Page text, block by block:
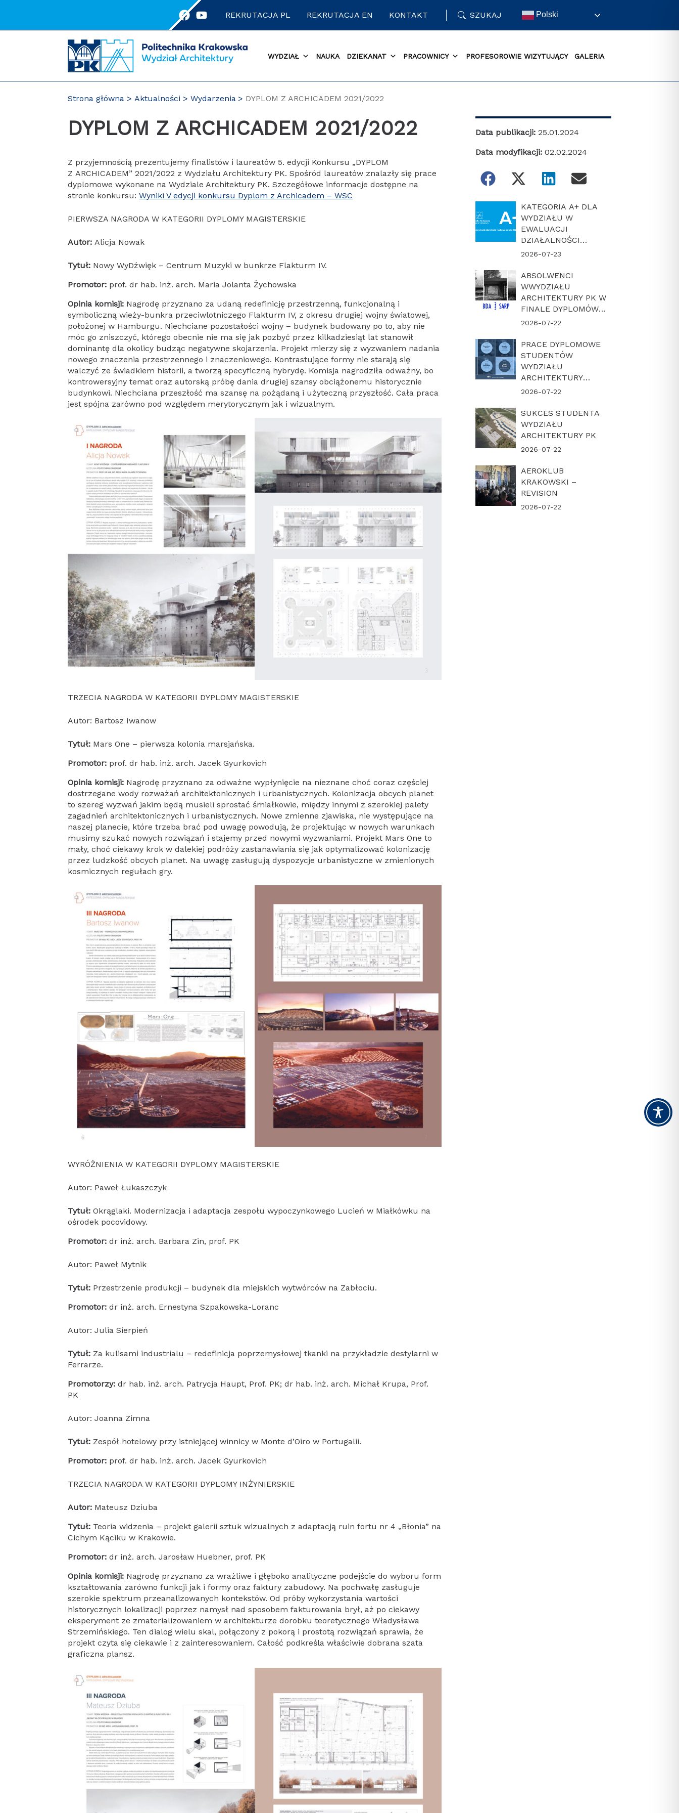
REKRUTACJA PL REKRUTACJA EN KONTAKT SZUKAJ Polski
WYDZIAŁ NAUKA DZIEKANAT PRACOWNICY PROFESOROWIE WIZYTUJĄCY GALERIA
Strona główna Aktualności Wydarzenia DYPLOM Z ARCHICADEM 2021/2022
DYPLOM Z ARCHICADEM 2021/2022
Z przyjemnością prezentujemy finalistów i laureatów 5. edycji Konkursu „DYPLOM
Z ARCHICADEM” 2021/2022 z Wydziału Architektury PK. Spośród laureatów znalazły się prace
dyplomowe wykonane na Wydziale Architektury PK. Szczegółowe informacje dostępne na
stronie konkursu:Wyniki V edycji konkursu Dyplom z Archicadem – WSC
PIERWSZA NAGRODA W KATEGORII DYPLOMY MAGISTERSKIE
Autor:Alicja Nowak
Tytuł: Nowy WyDźwięk – Centrum Muzyki w bunkrze Flakturm IV.
Promotor: prof. dr hab. inż. arch. Maria Jolanta Żychowska
Opinia komisji: Nagrodę przyznano za udaną redefinicję przestrzenną, funkcjonalną i
symboliczną wieży-bunkra przeciwlotniczego Flakturm IV, z okresu drugiej wojny światowej,
położonej w Hamburgu. Niechciane pozostałości wojny – budynek budowany po to, aby nie
móc go zniszczyć, którego obecnie nie ma się jak pozbyć przez kilkadziesiąt lat stanowił
dominantę dla okolicy budząc negatywne skojarzenia. Projekt mierzy się z wyzwaniem nadania
nowego znaczenia przestrzennego i znaczeniowego. Kontrastujące formy nie starają się
walczyć ze świadkiem historii, a tworzą specyficzną hybrydę. Komisja nagrodziła odważny, bo
kontrowersyjny temat oraz autorską próbę dania drugiej szansy obciążonemu historycznie
budynkowi. Niechciana przeszłość ma szansę na pożądaną i użyteczną przyszłość. Cała praca
jest spójna zarówno pod względem merytorycznym jak i wizualnym.
TRZECIA NAGRODA W KATEGORII DYPLOMY MAGISTERSKIE
Autor: Bartosz Iwanow
Tytuł: Mars One – pierwsza kolonia marsjańska.
Promotor: prof. dr hab. inż. arch. Jacek Gyurkovich
Opinia komisji: Nagrodę przyznano za odważne wypłynięcie na nieznane choć coraz częściej
dostrzegane wody rozważań architektonicznych i urbanistycznych. Kolonizacja obcych planet
to szereg wyzwań jakim będą musieli sprostać śmiałkowie, między innymi z szerokiej palety
zagadnień architektonicznych i urbanistycznych. Nowe zmienne zjawiska, nie występujące na
naszej planecie, które trzeba brać pod uwagę powodują, że projektując w nowych warunkach
musimy szukać nowych rozwiązań i stajemy przed nowymi wyzwaniami. Projekt Mars One to
mały, choć ciekawy krok w dalekiej podróży zastanawiania się jak optymalizować kolonizację
przez ludzkość obcych planet. Na uwagę zasługują dyspozycje urbanistyczne w zmienionych
kosmicznych regułach gry.
WYRÓŻNIENIA W KATEGORII DYPLOMY MAGISTERSKIE
Autor: Paweł Łukaszczyk
Tytuł:Okrąglaki. Modernizacja i adaptacja zespołu wypoczynkowego Lucień w Miałkówku na
ośrodek pocovidowy.
Promotor: dr inż. arch. Barbara Zin, prof. PK
Autor: Paweł Mytnik
Tytuł: Przestrzenie produkcji – budynek dla miejskich wytwórców na Zabłociu.
Promotor:dr inż. arch. Ernestyna Szpakowska-Loranc
Autor: Julia Sierpień
Tytuł: Za kulisami industrialu – redefinicja poprzemysłowej tkanki na przykładzie destylarni w
Ferrarze.
Promotorzy:dr hab. inż. arch. Patrycja Haupt, Prof. PK; dr hab. inż. arch. Michał Krupa, Prof.
PK
Autor: Joanna Zimna
Tytuł: Zespół hotelowy przy istniejącej winnicy w Monte d’Oiro w Portugalii.
Promotor: prof. dr hab. inż. arch. Jacek Gyurkovich
TRZECIA NAGRODA W KATEGORII DYPLOMY INŻYNIERSKIE
Autor: Mateusz Dziuba
Tytuł: Teoria widzenia – projekt galerii sztuk wizualnych z adaptacją ruin fortu nr 4 „Błonia” na
Cichym Kąciku w Krakowie.
Promotor:dr inż. arch. Jarosław Huebner, prof. PK
Opinia komisji: Nagrodę przyznano za wrażliwe i głęboko analityczne podejście do wyboru form
kształtowania zarówno funkcji jak i formy oraz faktury zabudowy. Na pochwałę zasługuje
szerokie spektrum przeanalizowanych kontekstów. Od próby wykorzystania wartości
historycznych lokalizacji poprzez namysł nad sposobem fakturowania brył, aż po ciekawy
eksperyment ze zmaterializowaniem w architekturze dorobku teoretycznego Władysława
Strzemińskiego. Ten dialog wielu skal, połączony z pokorą i prostotą rozwiązań sprawia, że
projekt czyta się ciekawie i z zainteresowaniem. Całość podkreśla właściwie dobrana szata
graficzna plansz.
Data publikacji: 25.01.2024
Data modyfikacji: 02.02.2024
KATEGORIA A+ DLA
WYDZIAŁU W
EWALUACJI
DZIAŁALNOŚCI
NAUKOWEJ W
2026-07-23
ABSOLWENCI
WWYDZIAŁU
ARCHITEKTURY PK W
FINALE DYPLOMÓW
ROKU BDA-SARP 2026
2026-07-22
PRACE DYPLOMOWE
STUDENTÓW
WYDZIAŁU
ARCHITEKTURY
POLITECHNIKI
FINALE KONKURSU
„DYPLOM Z
ARCHICADEM 2026”
2026-07-22
SUKCES STUDENTA
WYDZIAŁU
ARCHITEKTURY PK
2026-07-22
AEROKLUB
KRAKOWSKI –
REVISION
2026-07-22